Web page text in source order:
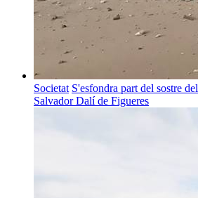
Societat S'esfondra part del sostre
Salvador Dalí de Figueres